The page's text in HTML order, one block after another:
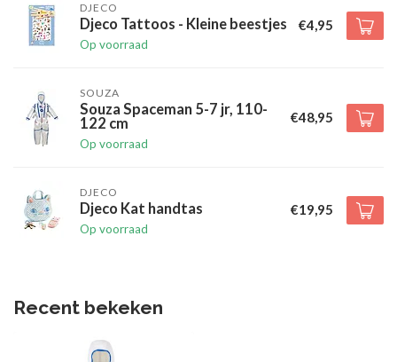
DJECO
Djeco Tattoos - Kleine beestjes
Op voorraad
€4,95
SOUZA
Souza Spaceman 5-7 jr, 110-
122 cm
Op voorraad
€48,95
DJECO
Djeco Kat handtas
Op voorraad
€19,95
Recent bekeken